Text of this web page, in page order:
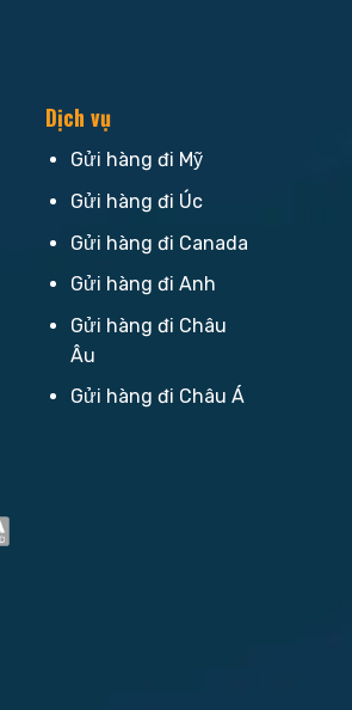
Dịch vụ
Gửi hàng đi Mỹ
Gửi hàng đi Úc
Gửi hàng đi Canada
Gửi hàng đi Anh
Gửi hàng đi Châu
Âu
Gửi hàng đi Châu Á